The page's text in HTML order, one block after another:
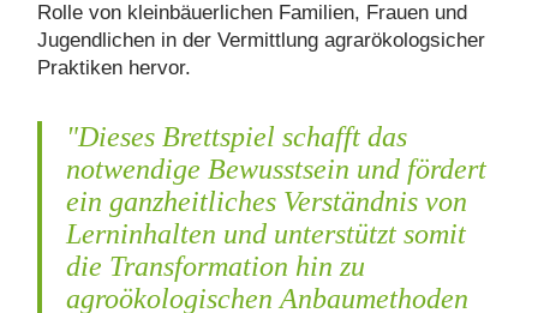
Rolle von kleinbäuerlichen Familien, Frauen und
Jugendlichen in der Vermittlung agrarökologsicher
Praktiken hervor.
"Dieses Brettspiel schafft das
notwendige Bewusstsein und fördert
ein ganzheitliches Verständnis von
Lerninhalten und unterstützt somit
die Transformation hin zu
agroökologischen Anbaumethoden